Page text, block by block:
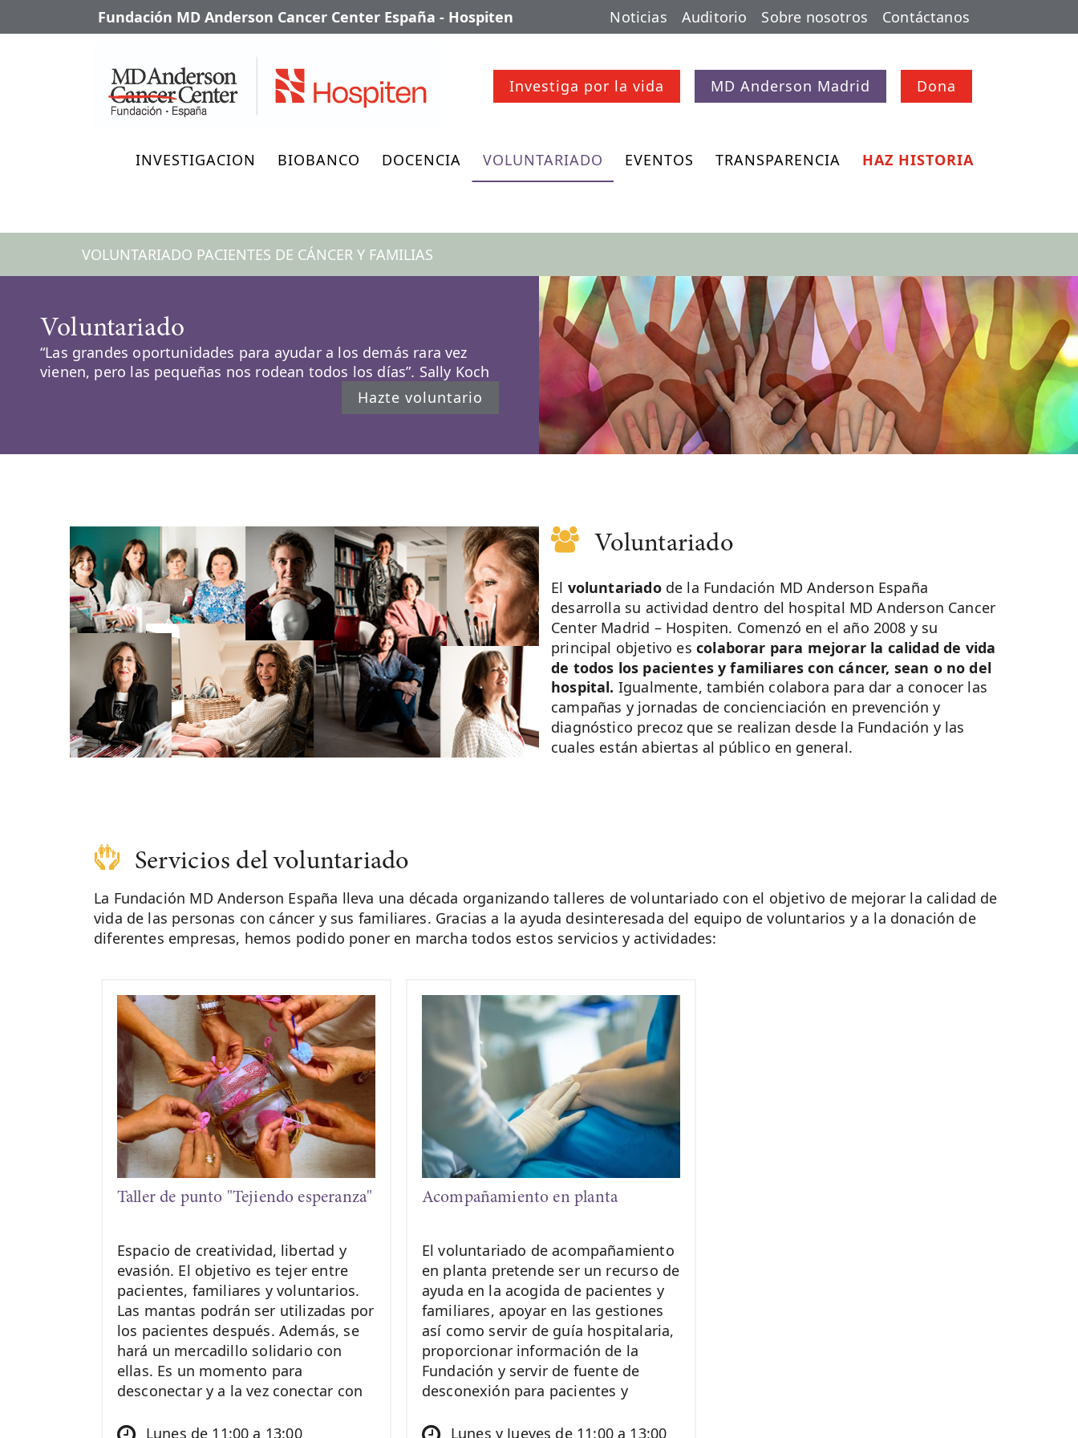
Fundación MD Anderson Cancer Center España - Hospiten Contáctanos
Sobre nosotros
Auditorio
Noticias
Dona
MD Anderson Madrid
Investiga por la vida
INVESTIGACION BIOBANCO DOCENCIA VOLUNTARIADO EVENTOS TRANSPARENCIA HAZ HISTORIA
VOLUNTARIADO PACIENTES DE CÁNCER Y FAMILIAS
Voluntariado
“Las grandes oportunidades para ayudar a los demás rara vez
vienen, pero las pequeñas nos rodean todos los días”. Sally Koch
Hazte voluntario
Voluntariado
El voluntariadode la Fundación MD Anderson España
desarrolla su actividad dentro del hospital MD Anderson Cancer
Center Madrid – Hospiten. Comenzó en el año 2008 y su
principal objetivo es colaborar para mejorar la calidad de vida
de todos los pacientes y familiares con cáncer, sean o no del
hospital. Igualmente, también colabora para dar a conocer las
campañas y jornadas de concienciación en prevención y
diagnóstico precoz que se realizan desde la Fundación y las
cuales están abiertas al público en general.
Servicios del voluntariado
La Fundación MD Anderson España lleva una década organizando talleres de voluntariado con el objetivo de mejorar la calidad de
vida de las personas con cáncer y sus familiares. Gracias a la ayuda desinteresada del equipo de voluntarios y a la donación de
diferentes empresas, hemos podido poner en marcha todos estos servicios y actividades:
Taller de punto "Tejiendo esperanza"
Espacio de creatividad, libertad y
evasión. El objetivo es tejer entre
pacientes, familiares y voluntarios.
Las mantas podrán ser utilizadas por
los pacientes después. Además, se
hará un mercadillo solidario con
ellas. Es un momento para
desconectar y a la vez conectar con
Lunes de 11:00 a 13:00
Acompañamiento en planta
El voluntariado de acompañamiento
en planta pretende ser un recurso de
ayuda en la acogida de pacientes y
familiares, apoyar en las gestiones
así como servir de guía hospitalaria,
proporcionar información de la
Fundación y servir de fuente de
desconexión para pacientes y
Lunes y Jueves de 11:00 a 13:00